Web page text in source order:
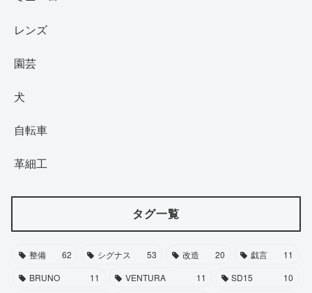
レンズ
園芸
犬
自転車
革細工
タグ一覧
整備 62 シグナス 53 改造 20 戯言
11
BRUNO
11 VENTURA 11 SD15
10